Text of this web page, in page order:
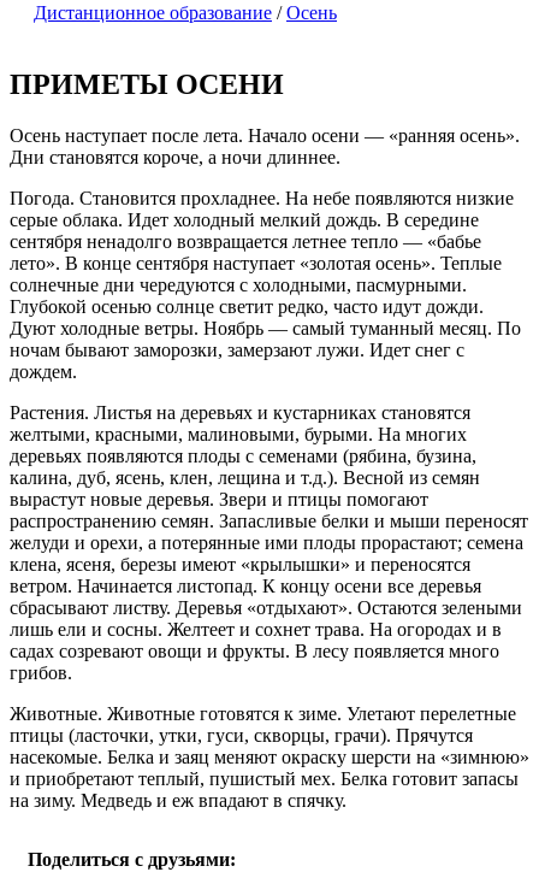
Дистанционное образование /Осень
ПРИМЕТЫ ОСЕНИ
Осень наступает после лета. Начало осени — «ранняя осень».
Дни становят­ся короче, а ночи длиннее.
Погода. Становится прохладнее. На небе появляются низкие
серые облака. Идет холодный мелкий дождь. В сере­дине
сентября ненадолго возвращается летнее тепло — «бабье
лето». В конце сентября наступает «золотая осень». Теплые
солнечные дни чередуются с холодными, пасмурными.
Глубокой осенью солнце светит редко, часто идут дожди.
Дуют холодные ветры. Ноябрь — самый туманный месяц. По
ночам бывают заморозки, замерзают лужи. Идет снег с
дождем.
Растения. Листья на деревьях и кус­тарниках становятся
желтыми, красны­ми, малиновыми, бурыми. На многих
деревьях появляются плоды с семенами (рябина, бузина,
калина, дуб, ясень, клен, лещина и т.д.). Весной из семян
вырастут новые деревья. Звери и птицы помогают
распространению семян. За­пасливые белки и мыши переносят
желуди и орехи, а потерянные ими плоды прорастают; семена
клена, ясеня, березы имеют «крылышки» и переносятся
ветром. Начинается листо­пад. К концу осени все деревья
сбрасы­вают листву. Деревья «отдыхают». Оста­ются зелеными
лишь ели и сосны. Желтеет и сохнет трава. На огородах и в
садах созревают овощи и фрукты. В лесу появляется много
грибов.
Животные. Животные готовятся к зиме. Улетают перелетные
птицы (лас­точки, утки, гуси, скворцы, грачи). Прячутся
насекомые. Белка и заяц меняют окраску шерсти на «зимнюю»
и приобретают теплый, пушистый мех. Белка готовит запасы
на зиму. Медведь и еж впадают в спячку.
Поделиться с друзьями: